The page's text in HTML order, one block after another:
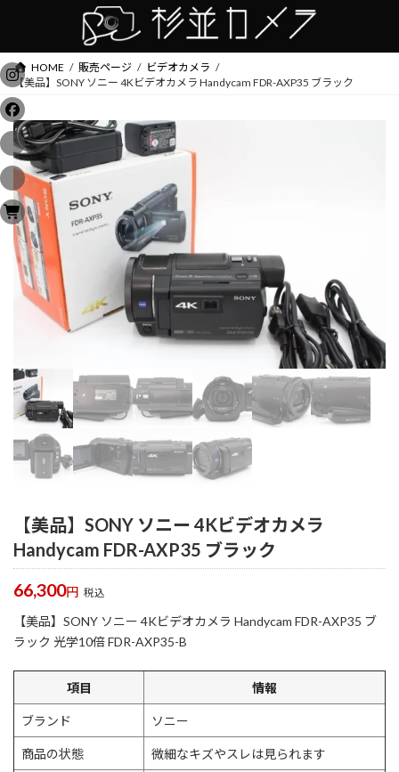
ン
ツ
へ
ス
キ
ッ
プ
ー
シ
ョ
ン
に
移
動
HOME 販売ページ
ビデオカメラ
【美品】SONY ソニー 4Kビデオカメラ Handycam FDR-AXP35 ブラック
【美品】SONY ソニー 4Kビデオカメラ
Handycam FDR-AXP35 ブラック
66,300円 税込
【美品】SONY ソニー 4Kビデオカメラ Handycam FDR-AXP35 ブ
ラック 光学10倍 FDR-AXP35-B
項目 情報
ブランド ソニー
商品の状態 微細なキズやスレは見られます